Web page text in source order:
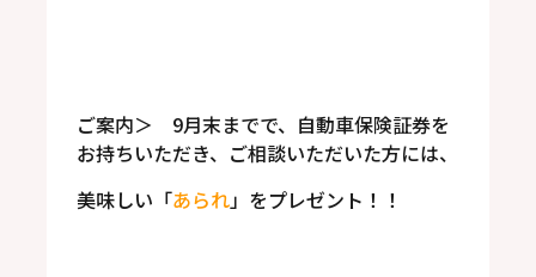
ご案内＞ 9月末までで、自動車保険証券を
お持ちいただき、ご相談いただいた方には、
美味しい「あられ」をプレゼント！！